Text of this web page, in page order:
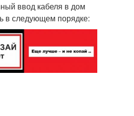
ввод кабеля в дом
в следующем порядке: